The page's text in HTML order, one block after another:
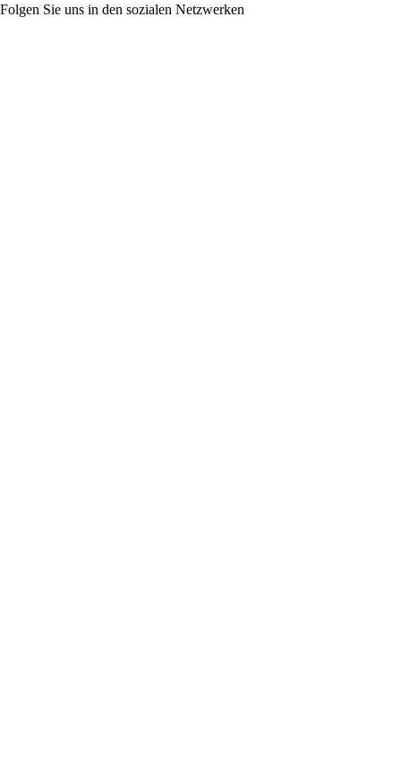
Folgen Sie uns in den sozialen Netzwerken